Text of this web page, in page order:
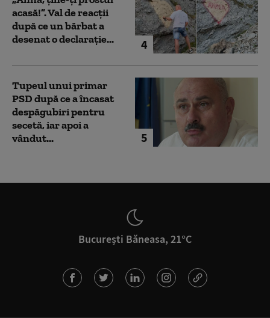
4
acasă!”. Val de reacții
după ce un bărbat a
desenat o declarație...
5
Tupeul unui primar
PSD după ce a încasat
despăgubiri pentru
secetă, iar apoi a
vândut...
București Băneasa, 21°C